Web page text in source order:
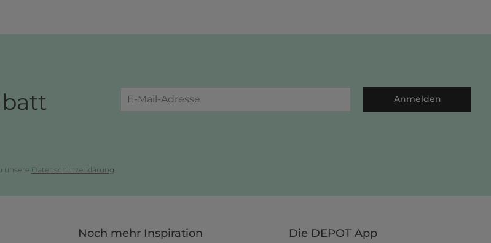
Anmelden
unsere Datenschutzerklärung.
Noch mehr Inspiration Die DEPOT App